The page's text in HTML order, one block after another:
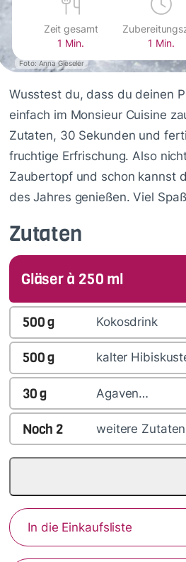
Foto: Anna Gieseler
Zeit gesamt
1 Min.
1 Min.
Wusstest du, dass du deinen
einfach im Monsieur Cuisine
Zutaten, 30 Sekunden und
fruchtige Erfrischung. Also
Zaubertopf und schon kannst
des Jahres genießen. Viel
Zutaten
Gläser à 250 ml
500g Kokosdrink
500g kalter
30g Agaven…
Noch2 weitere
In die Einkaufsliste